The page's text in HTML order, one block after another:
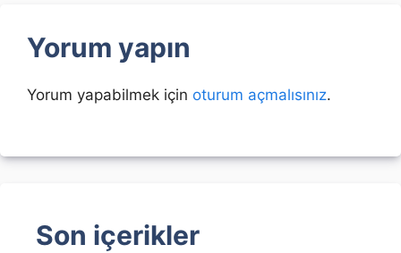
Yorum yapın
Yorum yapabilmek için oturum açmalısınız.
Son içerikler